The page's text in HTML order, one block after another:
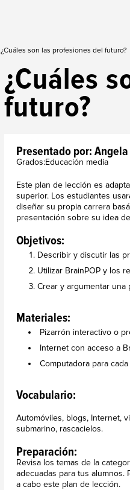
¿Cuáles son las profesiones del futuro?
¿Cuáles
futuro?
Presentado por:
Grados:Educación media
Este plan de lección es
superior. Los estudiantes
diseñar su propia carrera
presentación sobre su idea
Objetivos:
Describir y discutir las
Utilizar BrainPOP y los
Crear y argumentar una
Materiales:
Pizarrón interactivo o
Internet con acceso a
Computadora para
Vocabulario:
Automóviles, blogs, Internet,
submarino, rascacielos.
Preparación:
Revisa los temas de la
adecuadas para tus alumnos.
a cabo este plan de lección.